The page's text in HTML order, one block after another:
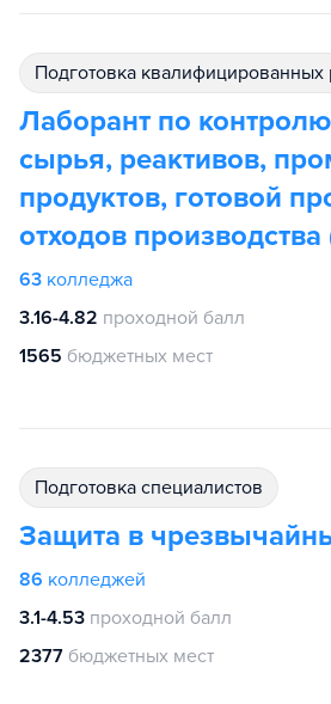
подготовка
Лаборант по
сырья, реактивов,
продуктов, готовой
отходов
63 колледжа
3.16-4.82 проходной балл
1565 бюджетных мест
подготовка специалистов
Защита в
86 колледжей
3.1-4.53 проходной балл
2377 бюджетных мест